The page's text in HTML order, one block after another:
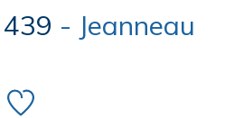
- Jeanneau